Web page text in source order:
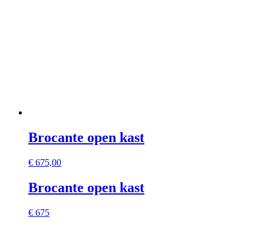
Brocante open kast
€ 675,00
Brocante open kast
€ 675